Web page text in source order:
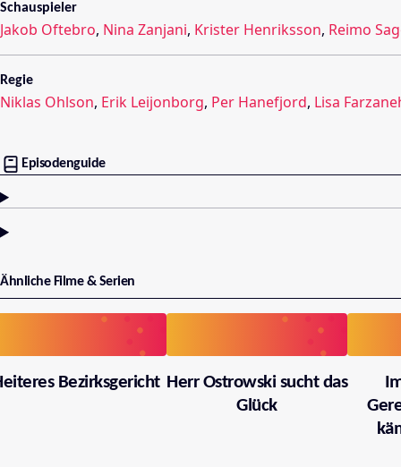
Schauspieler
Jakob Oftebro, Nina Zanjani, Krister Henriksson, Reimo
Regie
Niklas Ohlson, Erik Leijonborg, Per Hanefjord, Lisa
Episodenguide
Ähnliche Filme & Serien
Bezirksgericht Herr Ostrowski sucht das
Glück